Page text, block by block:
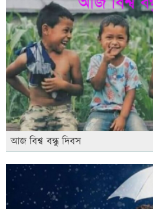
আজ বিশ্ব বন্ধু দিবস